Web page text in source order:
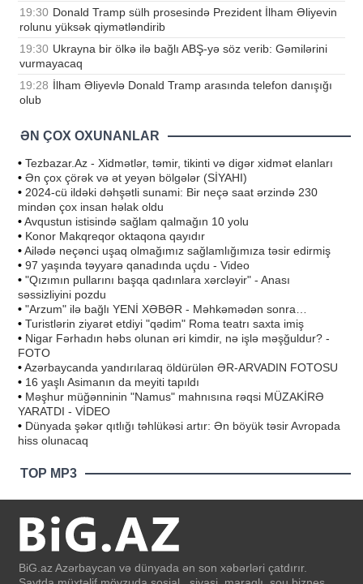
19:30 Donald Tramp sülh prosesində Prezident İlham Əliyevin
rolunu yüksək qiymətləndirib
19:30 Ukrayna bir ölkə ilə bağlı ABŞ-yə söz verib: Gəmilərini
vurmayacaq
19:28 İlham Əliyevlə Donald Tramp arasında telefon danışığı
olub
ƏN ÇOX OXUNANLAR
• Tezbazar.Az - Xidmətlər, təmir, tikinti və digər xidmət elanları
• Ən çox çörək və ət yeyən bölgələr (SİYAHI)
• 2024-cü ildəki dəhşətli sunami: Bir neçə saat ərzində 230
mindən çox insan həlak oldu
•Avqustun istisində sağlam qalmağın 10 yolu
• Konor Makqreqor oktaqona qayıdır
•Ailədə neçənci uşaq olmağımız sağlamlığımıza təsir edirmiş
• 97 yaşında təyyarə qanadında uçdu - Video
• "Qızımın pullarını başqa qadınlara xərcləyir" - Anası
səssizliyini pozdu
• "Arzum" ilə bağlı YENİ XƏBƏR - Məhkəmədən sonra…
• Turistlərin ziyarət etdiyi "qədim" Roma teatrı saxta imiş
• Nigar Fərhadın həbs olunan əri kimdir, nə işlə məşğuldur? -
FOTO
•Azərbaycanda yandırılaraq öldürülən ƏR-ARVADIN FOTOSU
• 16 yaşlı Asimanın da meyiti tapıldı
• Məşhur müğənninin "Namus" mahnısına rəqsi MÜZAKİRƏ
YARATDI - VİDEO
• Dünyada şəkər qıtlığı təhlükəsi artır: Ən böyük təsir Avropada
hiss olunacaq
TOP MP3
BiG.az Azərbaycan və dünyada ən son xəbərləri çatdırır.